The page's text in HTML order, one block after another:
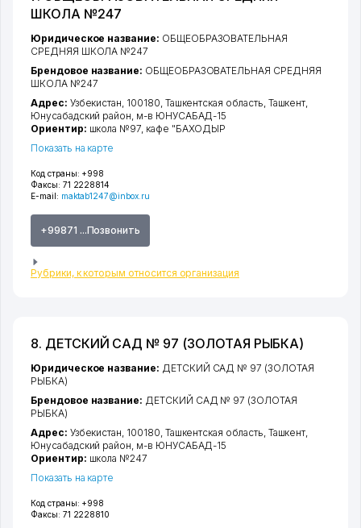
ШКОЛА №247
Код страны: +998
Факсы: 71 2228814
E-mail: maktab1247@inbox.ru
+99871 ...Позвонить
Рубрики, к которым относится организация
Юридическое название: ОБЩЕОБРАЗОВАТЕЛЬНАЯ
СРЕДНЯЯ ШКОЛА №247
Брендовое название: ОБЩЕОБРАЗОВАТЕЛЬНАЯ СРЕДНЯЯ
ШКОЛА №247
Адрес: Узбекистан, 100180, Ташкентская область, Ташкент,
Юнусабадский район, м-в ЮНУСАБАД-15
Ориентир: школа №97, кафе "БАХОДЫР
Показать на карте
8. ДЕТСКИЙ САД № 97 (ЗОЛОТАЯ РЫБКА)
Код страны: +998
Факсы: 71 2228810
Юридическое название: ДЕТСКИЙ САД № 97 (ЗОЛОТАЯ
РЫБКА)
Брендовое название: ДЕТСКИЙ САД № 97 (ЗОЛОТАЯ
РЫБКА)
Адрес: Узбекистан, 100180, Ташкентская область Ташкент
Юнусабадский район м-в ЮНУСАБАД-15
Ориентир: школа №247
Показать на карте